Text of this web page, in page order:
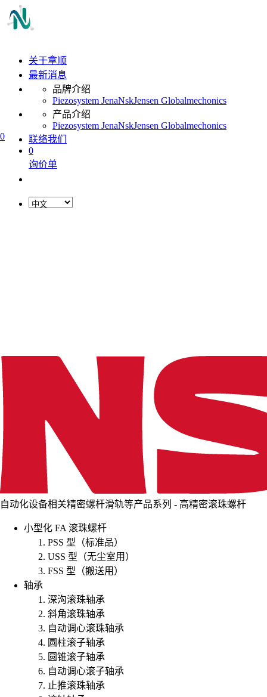
0
关于拿顺
最新消息
品牌介绍
Piezosystem JenaNskJensen Globalmechonics
产品介绍
Piezosystem JenaNskJensen Globalmechonics
联络我们
0
询价单
自动化设备相关精密螺杆滑轨等产品系列 - 高精密滚珠螺杆
小型化 FA 滚珠螺杆
PSS 型（标准品）
USS 型（无尘室用）
FSS 型（搬送用）
轴承
深沟滚珠轴承
斜角滚珠轴承
自动调心滚珠轴承
圆柱滚子轴承
圆锥滚子轴承
自动调心滚子轴承
止推滚珠轴承